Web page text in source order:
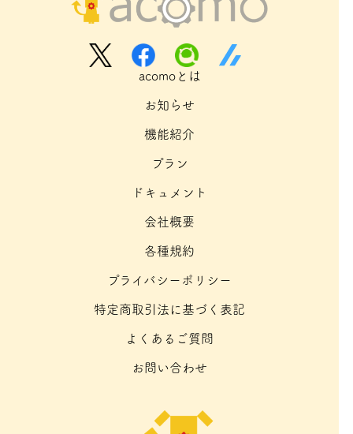
acomoとは
お知らせ
機能紹介
プラン
ドキュメント
会社概要
各種規約
プライバシーポリシー
特定商取引法に基づく表記
よくあるご質問
お問い合わせ